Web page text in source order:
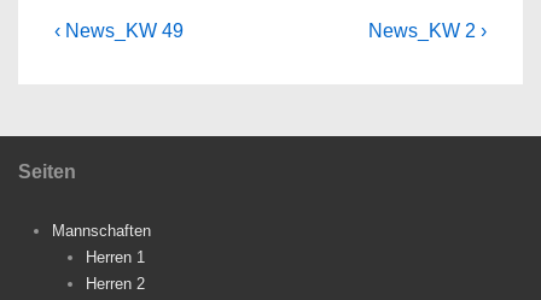
Beitragsnavigation
Vorheriger
‹ News_KW 49
Nächster
News_KW 2 ›
Seiten
Mannschaften
Herren 1
Herren 2